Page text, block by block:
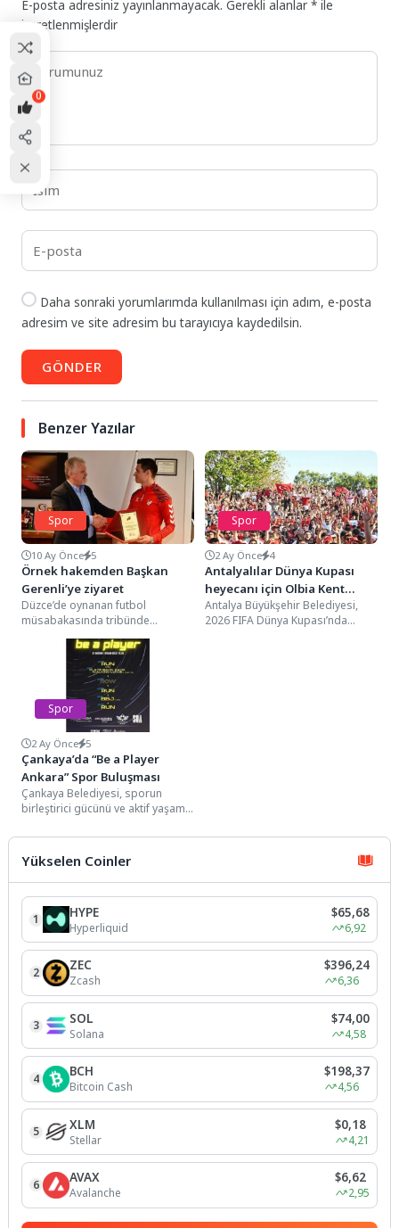
E-posta adresiniz yayınlanmayacak. Gerekli alanlar* ile
işaretlenmişlerdir
Daha sonraki yorumlarımda kullanılması için adım, e-posta
adresim ve site adresim bu tarayıcıya kaydedilsin.
GÖNDER
Benzer Yazılar
Spor
10 Ay Önce 5
Örnek hakemden Başkan
Gerenli’ye ziyaret
Düzce’de oynanan futbol
müsabakasında tribünde
rahatsızlanan taraftar için maçı
durdurup sağlık ekiplerini
yönlendiren ve bu...
Spor
2 Ay Önce 4
Antalyalılar Dünya Kupası
heyecanı için Olbia Kent
Meydanı’nda buluştu
Antalya Büyükşehir Belediyesi,
2026 FIFA Dünya Kupası’nda
Spor
2 Ay Önce 5
Çankaya’da “Be a Player
Ankara” Spor Buluşması
Çankaya Belediyesi, sporun
birleştirici gücünü ve aktif yaşam
organizasyona katkı sunuyor....
Yükselen Coinler
1 HYPE
Hyperliquid
$65,68
6,92
2 ZEC
Zcash
$396,24
6,36
3 SOL
Solana
$74,00
4,58
4 BCH
Bitcoin Cash
$198,37
4,56
5 XLM
Stellar
$0,18
4,21
6 AVAX
Avalanche
$6,62
2,95
0